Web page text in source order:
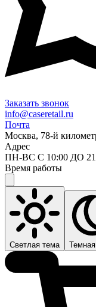
Заказать звонок
info@caseretail.ru
Почта
Москва, 78-й
Адрес
ПН-ВС С 10:00 ДО
Время работы
Светлая тема